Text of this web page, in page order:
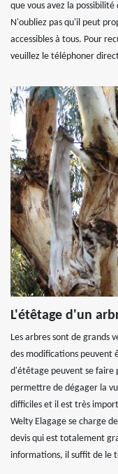
que vous avez la
N'oubliez pas qu'il peut
accessibles à tous. Pour
veuillez le téléphoner
L'étêtage d'un
Les arbres sont de grands
des modifications peuvent
d'étêtage peuvent se faire
permettre de dégager la
difficiles et il est très
Welty Elagage se charge
devis qui est totalement
informations, il suffit de le